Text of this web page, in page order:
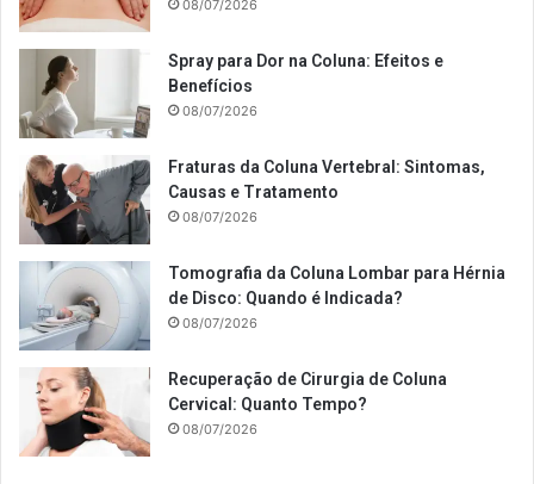
08/07/2026
Spray para Dor na Coluna: Efeitos e
Benefícios
08/07/2026
Fraturas da Coluna Vertebral: Sintomas,
Causas e Tratamento
08/07/2026
Tomografia da Coluna Lombar para Hérnia
de Disco: Quando é Indicada?
08/07/2026
Recuperação de Cirurgia de Coluna
Cervical: Quanto Tempo?
08/07/2026